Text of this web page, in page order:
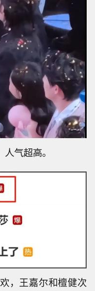
气超高。
，王嘉尔和檀健次